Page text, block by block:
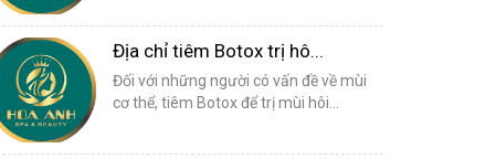
Địa chỉ tiêm Botox trị hô...
Đối với những người có vấn đề về mùi
cơ thể, tiêm Botox để trị mùi hôi...